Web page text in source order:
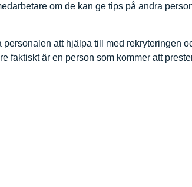
om de kan ge tips på andra
att hjälpa till med rekryteringen
faktiskt är en person som kommer att